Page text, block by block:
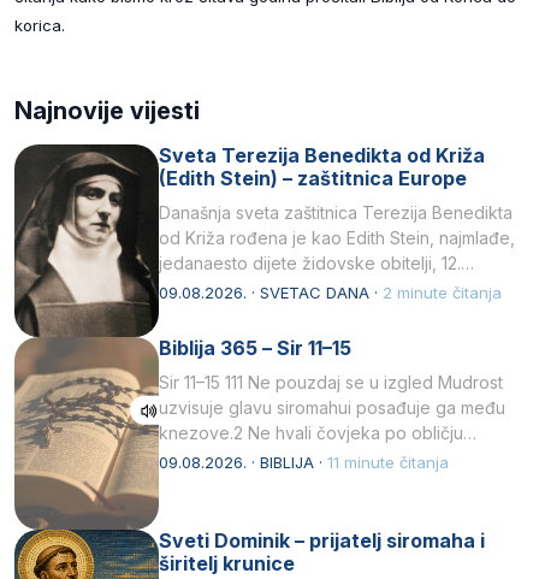
korica.
Najnovije vijesti
Sveta Terezija Benedikta od Križa
(Edith Stein) – zaštitnica Europe
Današnja sveta zaštitnica Terezija Benedikta
od Križa rođena je kao Edith Stein, najmlađe,
jedanaesto dijete židovske obitelji, 12.
listopada 1891, u Wrocławu…
09.08.2026. · SVETAC DANA · 2 minute čitanja
Biblija 365 – Sir 11–15
Sir 11–15 111 Ne pouzdaj se u izgled Mudrost
uzvisuje glavu siromahui posađuje ga među
knezove.2 Ne hvali čovjeka po obličju
njegovui…
09.08.2026. · BIBLIJA · 11 minute čitanja
Sveti Dominik – prijatelj siromaha i
širitelj krunice